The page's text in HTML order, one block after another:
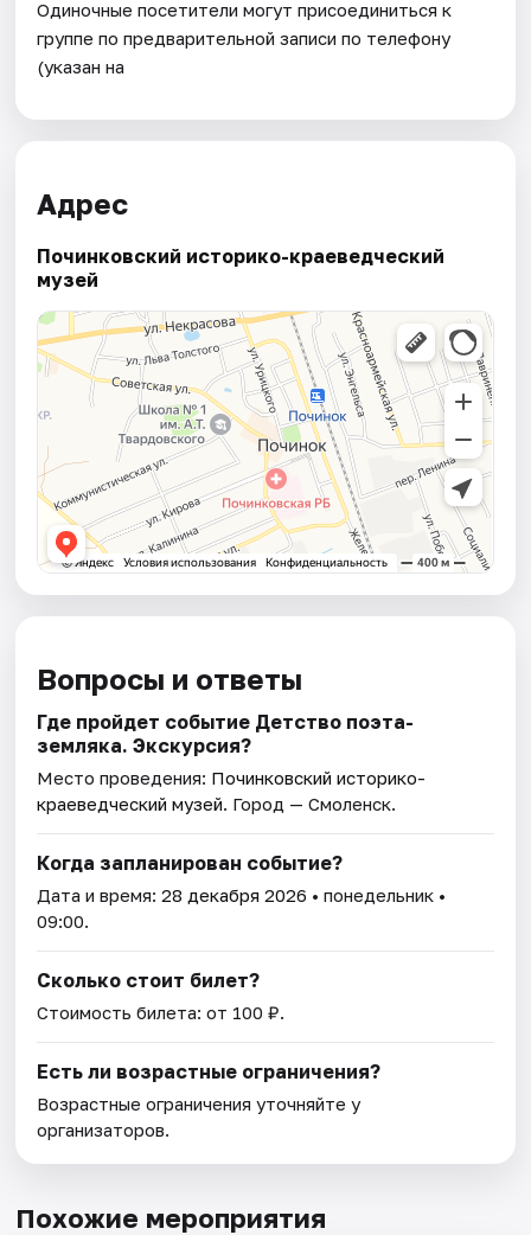
Одиночные посетители могут присоединиться к
группе по предварительной записи по телефону
(указан на
Адрес
Починковский историко-краеведческий
музей
Вопросы и ответы
Где пройдет событие Детство поэта-
земляка. Экскурсия?
Место проведения: Починковский историко-
краеведческий музей. Город — Смоленск.
Когда запланирован событие?
Дата и время:28 декабря 2026 • понедельник •
09:00.
Сколько стоит билет?
Стоимость билета: от 100 ₽.
Есть ли возрастные ограничения?
Возрастные ограничения уточняйте у
организаторов.
Похожие мероприятия